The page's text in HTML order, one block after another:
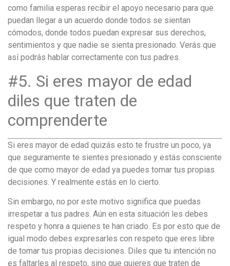
como familia esperas recibir el apoyo necesario para que
puedan llegar a un acuerdo donde todos se sientan
cómodos, donde todos puedan expresar sus derechos,
sentimientos y que nadie se sienta presionado. Verás que
así podrás hablar correctamente con tus padres.
#5. Si eres mayor de edad
diles que traten de
comprenderte
Si eres mayor de edad quizás esto te frustre un poco, ya
que seguramente te sientes presionado y estás consciente
de que como mayor de edad ya puedes tomar tus propias
decisiones. Y realmente estás en lo cierto.
Sin embargo, no por este motivo significa que puedas
irrespetar a tus padres. Aún en esta situación les debes
respeto y honra a quienes te han criado. Es por esto que de
igual modo debes expresarles con respeto que eres libre
de tomar tus propias decisiones. Diles que tu intención no
es faltarles al respeto, sino que quieres que traten de